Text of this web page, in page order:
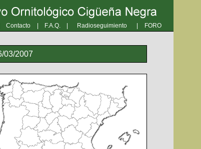
Contacto F.A.Q. Radioseguimiento FORO
03/2007